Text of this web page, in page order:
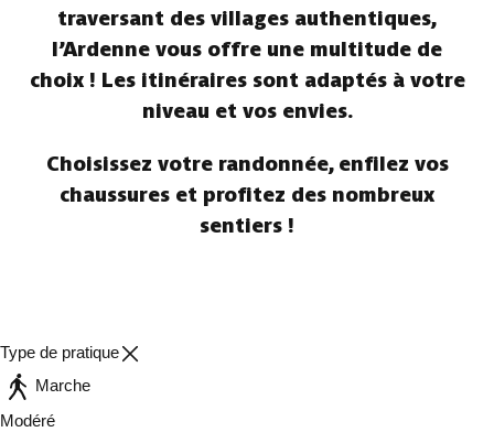
traversant des villages authentiques,
l’Ardenne vous offre une multitude de
choix ! Les itinéraires sont adaptés à votre
niveau et vos envies.
Choisissez votre randonnée, enfilez vos
chaussures et profitez des nombreux
sentiers !
Type de pratique
Marche
Modéré